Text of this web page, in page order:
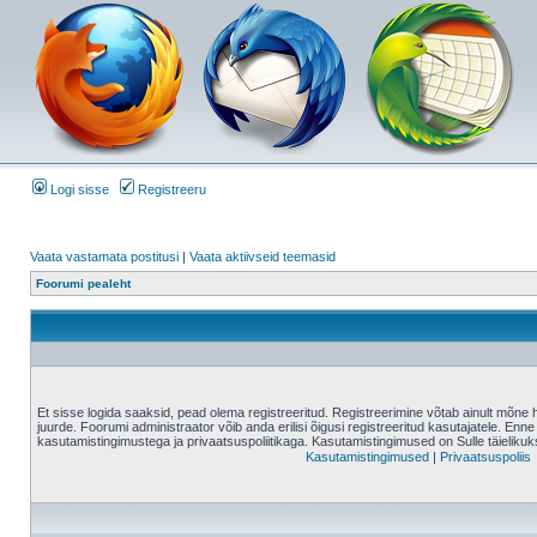
Logi sisse Registreeru
Vaata vastamata postitusi | Vaata aktiivseid teemasid
Foorumi pealeht
Et sisse logida saaksid, pead olema registreeritud. Registreerimine võtab ainult mõne
juurde. Foorumi administraator võib anda erilisi õigusi registreeritud kasutajatele.
kasutamistingimustega ja privaatsuspoliitikaga. Kasutamistingimused on Sulle
Kasutamistingimused| Privaatsuspoliis